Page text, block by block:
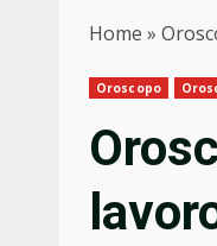
Home »
Oroscopo